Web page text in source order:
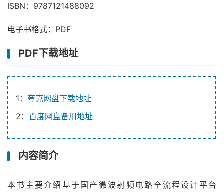
ISBN：9787121488092
电子书格式：PDF
PDF下载地址
1： 夸克网盘下载地址
2： 百度网盘备用地址
内容简介
本书主要介绍基于国产微波射频电路全流程设计平台